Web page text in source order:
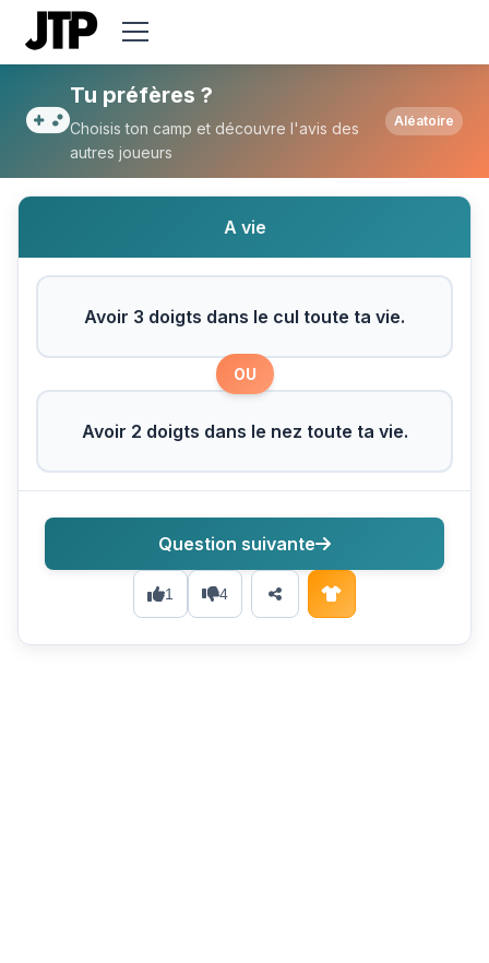
Tu préfères Avoir 3 doigts dans le cul
Tu préfères ?
Choisis ton camp et découvre l'avis des
autres joueurs
Aléatoire
A vie
Avoir 3 doigts dans le cul toute ta vie.
OU
Avoir 2 doigts dans le nez toute ta vie.
1 4
Question suivante